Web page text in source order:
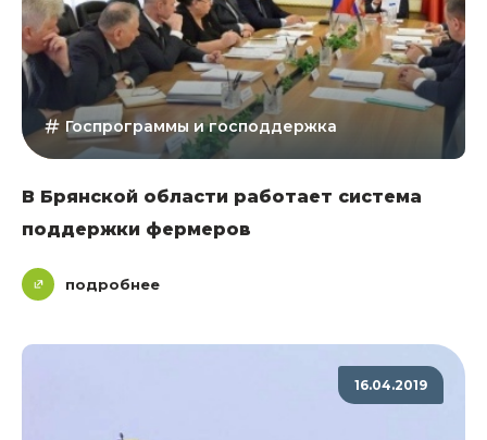
Госпрограммы и господдержка
В Брянской области работает система
поддержки фермеров
подробнее
16.04.2019